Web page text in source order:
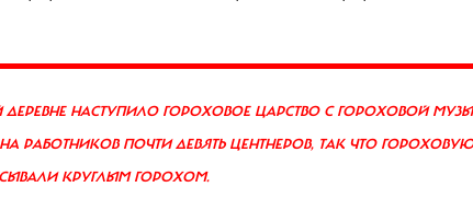
НАСТУПИЛО ГОРОХОВОЕ ЦАРСТВО С ГОРОХОВОЙ
РАБОТНИКОВ ПОЧТИ ДЕВЯТЬ ЦЕНТНЕРОВ, ТАК ЧТО
КРУГЛЫМ ГОРОХОМ.